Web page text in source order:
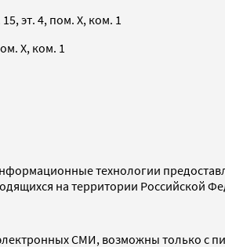
эт. 4, пом. X, ком. 1
X, ком. 1
технологии
на территории Российской
СМИ, возможны только с